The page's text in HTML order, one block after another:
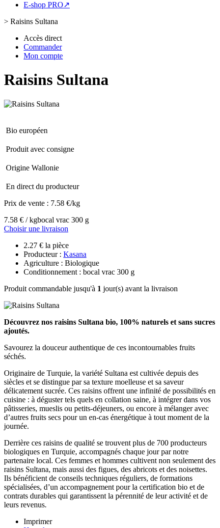
E-shop PRO↗
> Raisins Sultana
Accès direct
Commander
Mon compte
Raisins Sultana
Bio européen
Produit avec consigne
Origine Wallonie
En direct du producteur
Prix de vente : 7.58 €/kg
7.58 € / kgbocal vrac 300 g
Choisir une livraison
2.27 € la pièce
Producteur : Kasana
Agriculture : Biologique
Conditionnement : bocal vrac 300 g
Produit commandable jusqu'à 1 jour(s) avant la livraison
Découvrez nos raisins Sultana bio, 100% naturels et sans sucres
ajoutés.
Savourez la douceur authentique de ces incontournables fruits
séchés.
Originaire de Turquie, la variété Sultana est cultivée depuis des
siècles et se distingue par sa texture moelleuse et sa saveur
délicatement sucrée. Ces raisins offrent une infinité de possibilités en
cuisine : à déguster tels quels en collation saine, à intégrer dans vos
pâtisseries, mueslis ou petits-déjeuners, ou encore à mélanger avec
d’autres fruits secs pour un en-cas énergétique à tout moment de la
journée.
Derrière ces raisins de qualité se trouvent plus de 700 producteurs
biologiques en Turquie, accompagnés chaque jour par notre
partenaire local. Ces femmes et hommes cultivent non seulement des
raisins Sultana, mais aussi des figues, des abricots et des noisettes.
Ils bénéficient de conseils techniques réguliers, de formations
spécialisées, d’un accompagnement pour la certification bio et de
contrats durables qui garantissent la pérennité de leur activité et de
leurs revenus.
Imprimer